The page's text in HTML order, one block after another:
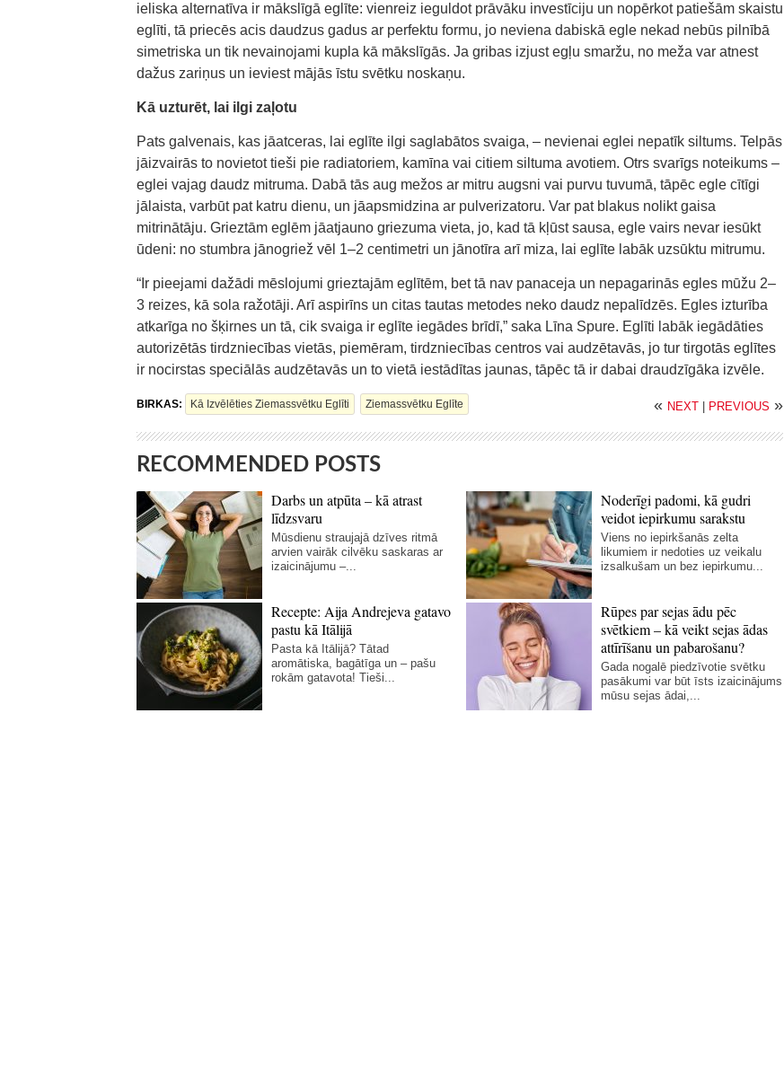
ieliska alternatīva ir mākslīgā eglīte: vienreiz ieguldot prāvāku investīciju un nopērkot patiešām skaistu
eglīti, tā priecēs acis daudzus gadus ar perfektu formu, jo neviena dabiskā egle nekad nebūs pilnībā
simetriska un tik nevainojami kupla kā mākslīgās. Ja gribas izjust egļu smaržu, no meža var atnest
dažus zariņus un ieviest mājās īstu svētku noskaņu.
Kā uzturēt, lai ilgi zaļotu
Pats galvenais, kas jāatceras, lai eglīte ilgi saglabātos svaiga, – nevienai eglei nepatīk siltums. Telpās
jāizvairās to novietot tieši pie radiatoriem, kamīna vai citiem siltuma avotiem. Otrs svarīgs noteikums –
eglei vajag daudz mitruma. Dabā tās aug mežos ar mitru augsni vai purvu tuvumā, tāpēc egle cītīgi
jālaista, varbūt pat katru dienu, un jāapsmidzina ar pulverizatoru. Var pat blakus nolikt gaisa
mitrinātāju. Grieztām eglēm jāatjauno griezuma vieta, jo, kad tā kļūst sausa, egle vairs nevar iesūkt
ūdeni: no stumbra jānogriež vēl 1–2 centimetri un jānotīra arī miza, lai eglīte labāk uzsūktu mitrumu.
“Ir pieejami dažādi mēslojumi grieztajām eglītēm, bet tā nav panaceja un nepagarinās egles mūžu 2–
3 reizes, kā sola ražotāji. Arī aspirīns un citas tautas metodes neko daudz nepalīdzēs. Egles izturība
atkarīga no šķirnes un tā, cik svaiga ir eglīte iegādes brīdī,” saka Līna Spure. Eglīti labāk iegādāties
autorizētās tirdzniecības vietās, piemēram, tirdzniecības centros vai audzētavās, jo tur tirgotās eglītes
ir nocirstas speciālās audzētavās un to vietā iestādītas jaunas, tāpēc tā ir dabai draudzīgāka izvēle.
BIRKAS: Kā Izvēlēties Ziemassvētku Eglīti Ziemassvētku Eglīte « NEXT PREVIOUS »
RECOMMENDED POSTS
Darbs un atpūta – kā atrast
līdzsvaru
Mūsdienu straujajā dzīves ritmā
arvien vairāk cilvēku saskaras ar
izaicinājumu –...
Noderīgi padomi, kā gudri
veidot iepirkumu sarakstu
Viens no iepirkšanās zelta
likumiem ir nedoties uz veikalu
izsalkušam un bez iepirkumu...
Recepte: Aija Andrejeva gatavo
pastu kā Itālijā
Pasta kā Itālijā? Tātad
aromātiska, bagātīga un – pašu
rokām gatavota! Tieši...
Rūpes par sejas ādu pēc
svētkiem – kā veikt sejas ādas
attīrīšanu un pabarošanu?
Gada nogalē piedzīvotie svētku
pasākumi var būt īsts izaicinājums
mūsu sejas ādai,...